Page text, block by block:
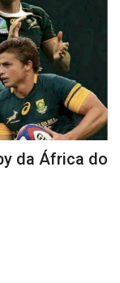
da África do